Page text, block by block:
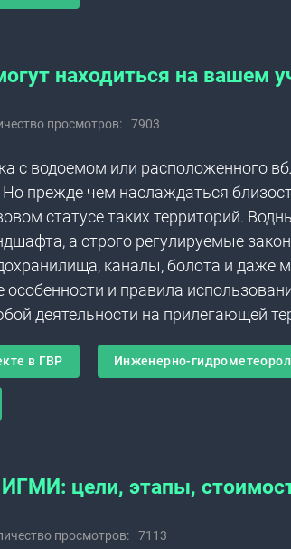
находиться на вашем
просмотров: 7903
с водоемом или расположенного
прежде чем наслаждаться
статусе таких территорий.
а строго регулируемые
каналы, болота и даже
особенности и правила
деятельности на прилегающей
в ГВР Инженерно-
цели, этапы,
просмотров: 7113